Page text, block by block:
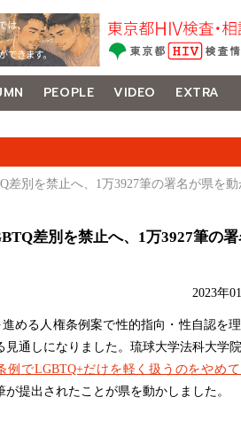
PEOPLE VIDEO
EXTRA
差別を禁止へ、1万3927筆の署名が県を動
差別を禁止へ、1万3927筆の
2023年
める人権条例案で性的指向・性自認を
見通しになりました。琉球大学法科大学
例でLGBTQ+だけを軽く扱うのをやめて
が提出されたことが県を動かしました。